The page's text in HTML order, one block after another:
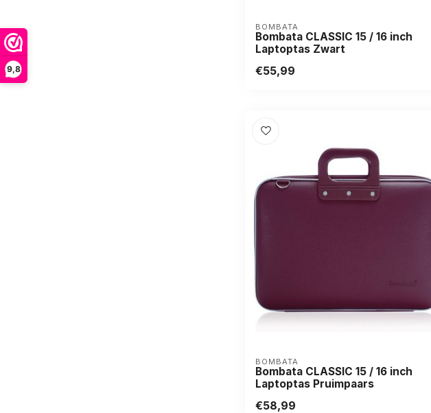
9,8
BOMBATA
Bombata CLASSIC 15 / 16 inch
Laptoptas Zwart
€55,99
BOMBATA
Bombata CLASSIC 15 / 16 inch
Laptoptas Pruimpaars
€58,99